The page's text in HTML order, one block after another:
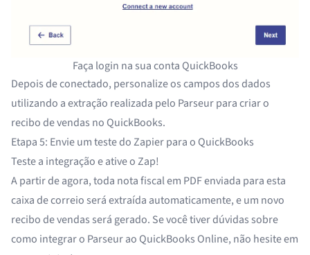
Faça login na sua conta QuickBooks
Depois de conectado, personalize os campos dos dados
utilizando a extração realizada pelo Parseur para criar o
recibo de vendas no QuickBooks.
Etapa 5: Envie um teste do Zapier para o QuickBooks
Teste a integração e ative o Zap!
A partir de agora, toda nota fiscal em PDF enviada para esta
caixa de correio será extraída automaticamente, e um novo
recibo de vendas será gerado. Se você tiver dúvidas sobre
como integrar o Parseur ao QuickBooks Online, não hesite em